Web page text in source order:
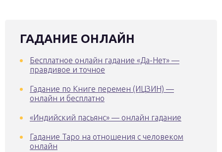
ГАДАНИЕ ОНЛАЙН
Бесплатное онлайн гадание «Да-Нет» —
правдивое и точное
Гадание по Книге перемен (ИЦЗИН) —
онлайн и бесплатно
«Индийский пасьянс» — онлайн гадание
Гадание Таро на отношения с человеком
онлайн